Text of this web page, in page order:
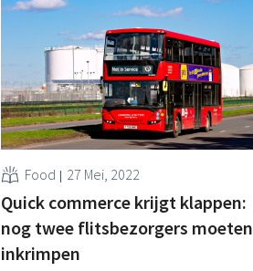
Food 27 Mei, 2022
Quick commerce krijgt klappen:
nog twee flitsbezorgers moeten
inkrimpen